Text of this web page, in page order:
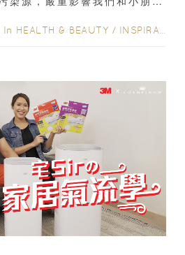
In HEALTH & BEAUTY / INSPIRATION & LIFESTYLE